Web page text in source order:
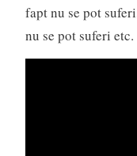
fapt nu se pot
nu se pot suferi etc.